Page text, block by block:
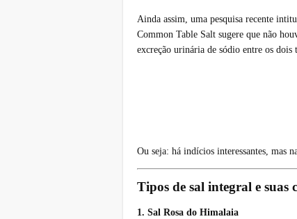
Ainda assim, uma pesquisa recente
Common Table Salt sugere que não
excreção urinária de sódio entre os dois
Ou seja: há indícios interessantes, mas
Tipos de sal integral e suas
1. Sal Rosa do Himalaia